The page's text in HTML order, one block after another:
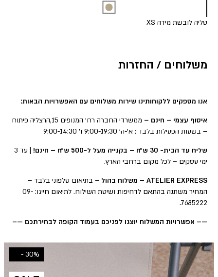
טליה לובשת מידה XS
משלוחים / החזרות
אנו מספקים ללקוחותינו שירות משלוחים עם האפשרויות הבאות:
איסוף עצמי – חינם –
ממשרדי החברה רח׳ המנופים 15,הרצליה פיתוח
– בשעות הפעילות בלבד : א׳-ה׳ 9:00-19:30 ו׳ 9:00-14:30
שליח עד הבית- 30 ש״ח – בקנייה מעל ל-500 ש״ח – חינם!
| עד 3
ימי עסקים – לכל מקום ברחבי הארץ.
ATELIER EXPRESS – משלוח בהול
– בתיאום טלפוני בלבד –
המחיר משתנה בהתאם לדחיפות ושיטת השילוח. לתיאום חייגו: 09-
7685222.
—– אפשרויות המשלוח יוצגו לפניכם בעמוד הקופה לבחירתכם —–
30% -